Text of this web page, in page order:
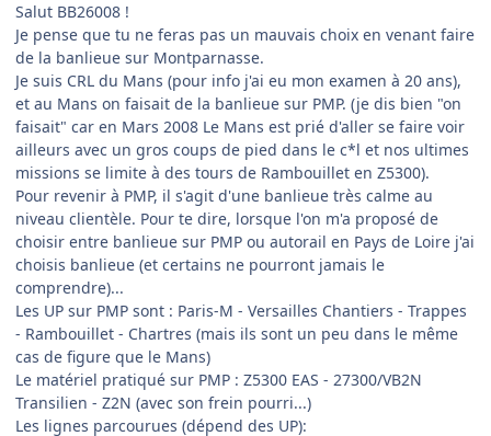
Salut BB26008 !
Je pense que tu ne feras pas un mauvais choix en venant faire
de la banlieue sur Montparnasse.
Je suis CRL du Mans (pour info j'ai eu mon examen à 20 ans),
et au Mans on faisait de la banlieue sur PMP. (je dis bien "on
faisait" car en Mars 2008 Le Mans est prié d'aller se faire voir
ailleurs avec un gros coups de pied dans le c*l et nos ultimes
missions se limite à des tours de Rambouillet en Z5300).
Pour revenir à PMP, il s'agit d'une banlieue très calme au
niveau clientèle. Pour te dire, lorsque l'on m'a proposé de
choisir entre banlieue sur PMP ou autorail en Pays de Loire j'ai
choisis banlieue (et certains ne pourront jamais le
comprendre)...
Les UP sur PMP sont : Paris-M - Versailles Chantiers - Trappes
- Rambouillet - Chartres (mais ils sont un peu dans le même
cas de figure que le Mans)
Le matériel pratiqué sur PMP : Z5300 EAS - 27300/VB2N
Transilien - Z2N (avec son frein pourri...)
Les lignes parcourues (dépend des UP):